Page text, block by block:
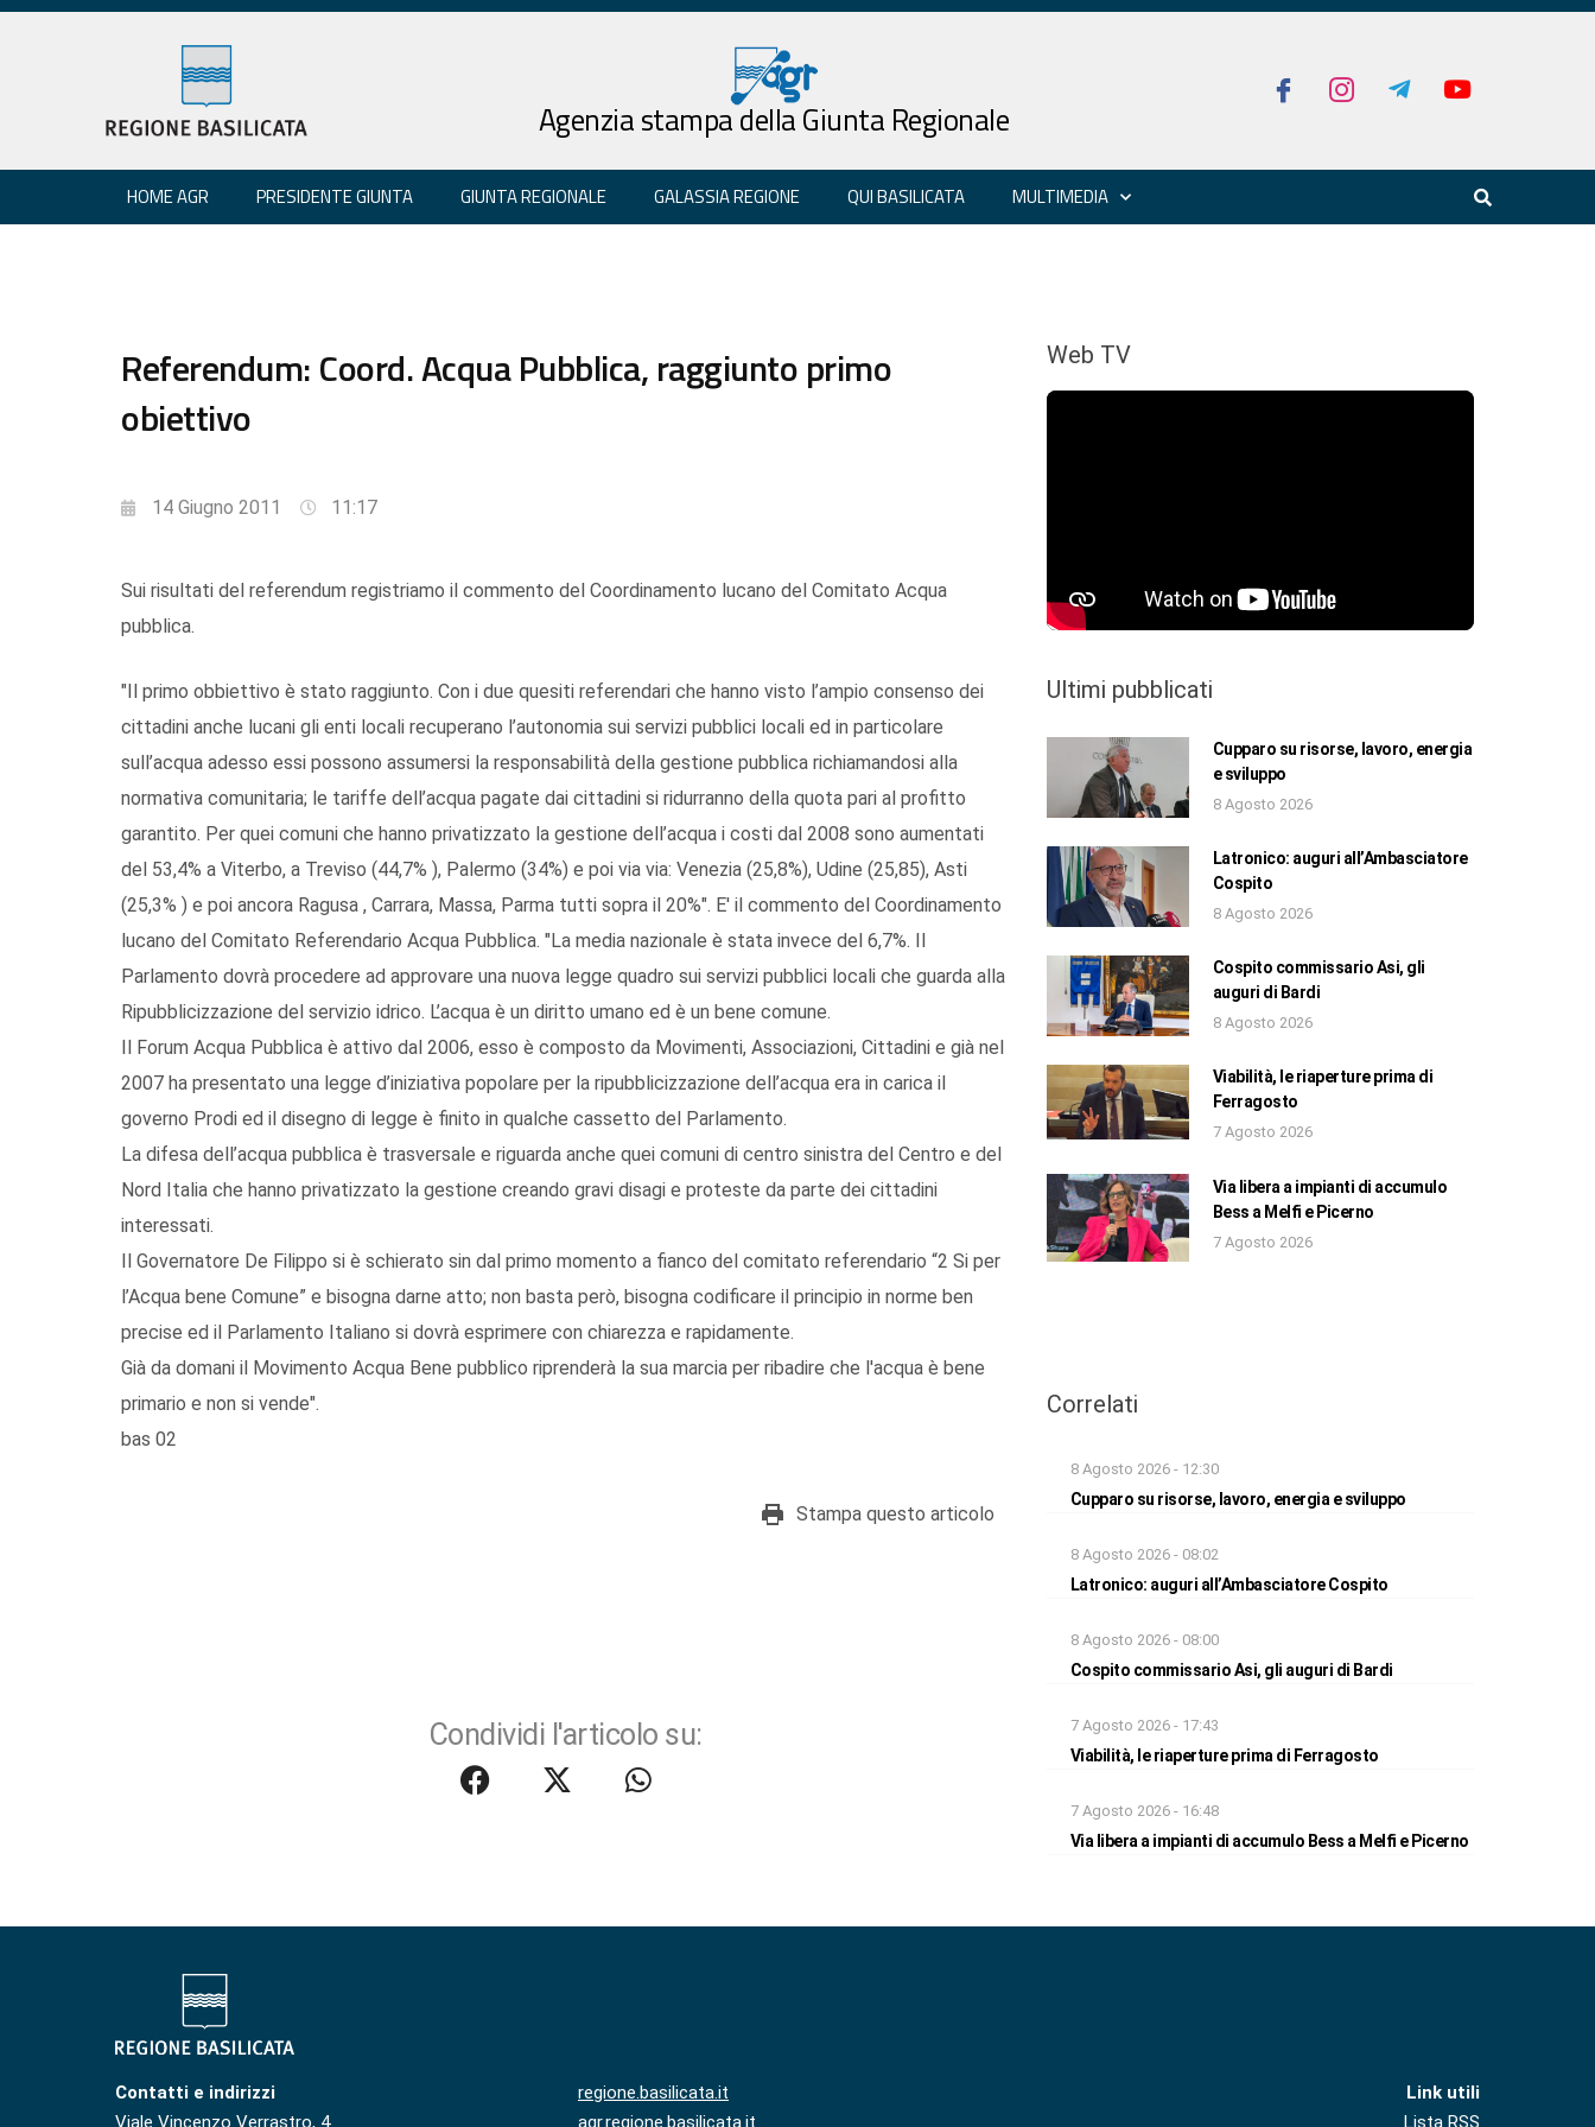
Agenzia stampa della Giunta Regionale
HOME AGR PRESIDENTE GIUNTA GIUNTA REGIONALE GALASSIA REGIONE QUI BASILICATA MULTIMEDIA
Referendum: Coord. Acqua Pubblica, raggiunto primo
obiettivo
14 Giugno 2011 11:17
Sui risultati del referendum registriamo il commento del Coordinamento lucano del Comitato Acqua
pubblica.
"Il primo obbiettivo è stato raggiunto. Con i due quesiti referendari che hanno visto l’ampio consenso dei
cittadini anche lucani gli enti locali recuperano l’autonomia sui servizi pubblici locali ed in particolare
sull’acqua adesso essi possono assumersi la responsabilità della gestione pubblica richiamandosi alla
normativa comunitaria; le tariffe dell’acqua pagate dai cittadini si ridurranno della quota pari al profitto
garantito. Per quei comuni che hanno privatizzato la gestione dell’acqua i costi dal 2008 sono aumentati
del 53,4% a Viterbo, a Treviso (44,7% ), Palermo (34%) e poi via via: Venezia (25,8%), Udine (25,85), Asti
(25,3% ) e poi ancora Ragusa , Carrara, Massa, Parma tutti sopra il 20%". E' il commento del Coordinamento
lucano del Comitato Referendario Acqua Pubblica. "La media nazionale è stata invece del 6,7%. Il
Parlamento dovrà procedere ad approvare una nuova legge quadro sui servizi pubblici locali che guarda alla
Ripubblicizzazione del servizio idrico. L’acqua è un diritto umano ed è un bene comune.
Il Forum Acqua Pubblica è attivo dal 2006, esso è composto da Movimenti, Associazioni, Cittadini e già nel
2007 ha presentato una legge d’iniziativa popolare per la ripubblicizzazione dell’acqua era in carica il
governo Prodi ed il disegno di legge è finito in qualche cassetto del Parlamento.
La difesa dell’acqua pubblica è trasversale e riguarda anche quei comuni di centro sinistra del Centro e del
Nord Italia che hanno privatizzato la gestione creando gravi disagi e proteste da parte dei cittadini
interessati.
Il Governatore De Filippo si è schierato sin dal primo momento a fianco del comitato referendario “2 Si per
l’Acqua bene Comune” e bisogna darne atto; non basta però, bisogna codificare il principio in norme ben
precise ed il Parlamento Italiano si dovrà esprimere con chiarezza e rapidamente.
Già da domani il Movimento Acqua Bene pubblico riprenderà la sua marcia per ribadire che l'acqua è bene
primario e non si vende".
bas 02
Stampa questo articolo
Condividi l'articolo su:
Web TV
Ultimi pubblicati
Cupparo su risorse, lavoro, energia
e sviluppo
8 Agosto 2026
Latronico: auguri all’Ambasciatore
Cospito
8 Agosto 2026
Cospito commissario Asi, gli
auguri di Bardi
8 Agosto 2026
Viabilità, le riaperture prima di
Ferragosto
7 Agosto 2026
Via libera a impianti di accumulo
Bess a Melfi e Picerno
7 Agosto 2026
Correlati
8 Agosto 2026 - 12:30
Cupparo su risorse, lavoro, energia e sviluppo
8 Agosto 2026 - 08:02
Latronico: auguri all’Ambasciatore Cospito
8 Agosto 2026 - 08:00
Cospito commissario Asi, gli auguri di Bardi
7 Agosto 2026 - 17:43
Viabilità, le riaperture prima di Ferragosto
7 Agosto 2026 - 16:48
Via libera a impianti di accumulo Bess a Melfi e Picerno
Contatti e indirizzi
Viale Vincenzo Verrastro, 4
regione.basilicata.it
agr.regione.basilicata.it
Link utili
Lista RSS